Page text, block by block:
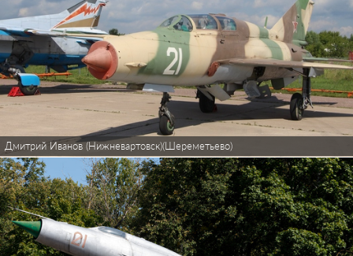
Дмитрий Иванов (Нижневартовск)(Шереметьево)